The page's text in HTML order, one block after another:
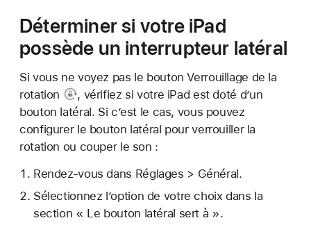
Déterminer si votre iPad
possède un interrupteur latéral
Si vous ne voyez pas le bouton Verrouillage de la
rotation
, vérifiez si votre iPad est doté d’un
bouton latéral. Si c’est le cas, vous pouvez
configurer le bouton latéral pour verrouiller la
rotation ou couper le son :
Rendez-vous dans Réglages > Général.
Sélectionnez l’option de votre choix dans la
section « Le bouton latéral sert à ».